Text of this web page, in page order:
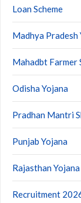
Loan Scheme
Madhya Pradesh
Mahadbt Farmer
Odisha Yojana
Pradhan Mantri
Punjab Yojana
Rajasthan Yojana
Recruitment